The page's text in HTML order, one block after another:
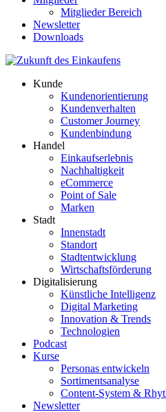
Mitglieder Bereich
Newsletter
Downloads
Kunde
Kundenorientierung
Kundenverhalten
Customer Journey
Kundenbindung
Handel
Einkaufserlebnis
Nachhaltigkeit
eCommerce
Point of Sale
Marken
Stadt
Innenstadt
Standort
Stadtentwicklung
Wirtschaftsförderung
Digitalisierung
Künstliche Intelligenz
Digital Marketing
Innovation & Trends
Technologien
Podcast
Kurse
Personas entwickeln
Sortimentsanalyse
Content-System &
Newsletter